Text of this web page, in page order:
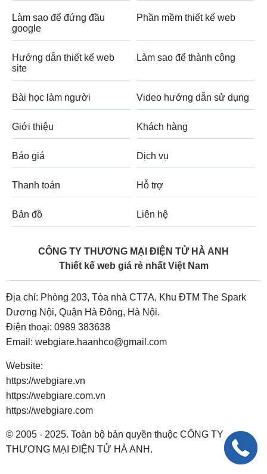
Làm sao để đứng đầu
google
Phần mềm thiết kế web
Hướng dẫn thiết kế web
site
Làm sao để thành công
Bài học làm người Video hướng dẫn sử dụng
Giới thiệu Khách hàng
Báo giá Dịch vụ
Thanh toán Hỗ trợ
Bản đồ Liên hệ
CÔNG TY THƯƠNG MẠI ĐIỆN TỬ HÀ ANH
Thiết kế web giá rẻ nhất Việt Nam
Địa chỉ: Phòng 203, Tòa nhà CT7A, Khu ĐTM The Spark
Dương Nội, Quận Hà Đông, Hà Nội.
Điện thoại: 0989 383638
Email: webgiare.haanhco@gmail.com
Website:
https://webgiare.vn
https://webgiare.com.vn
https://webgiare.com
© 2005 - 2025. Toàn bộ bản quyền thuộc CÔNG TY
THƯƠNG MẠI ĐIỆN TỬ HÀ ANH.